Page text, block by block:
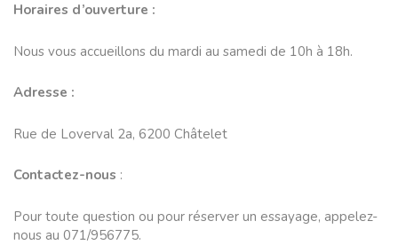
Horaires d’ouverture :
Nous vous accueillons du mardi au samedi de 10h à 18h.
Adresse :
Rue de Loverval 2a, 6200 Châtelet
Contactez-nous :
Pour toute question ou pour réserver un essayage, appelez-
nous au 071/956775.